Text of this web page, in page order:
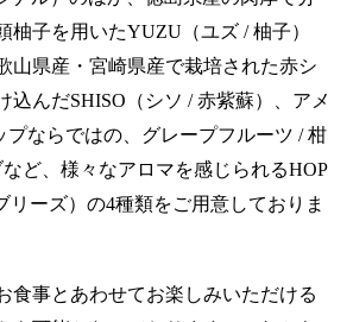
柚子を用いたYUZU（ユズ / 柚子）
山県産・宮崎県産で栽培された赤シ
込んだSHISO（シソ / 赤紫蘇）、アメ
プならではの、グレープフルーツ / 柑
ど、様々なアロマを感じられるHOP
リーズ）の4種類をご用意しておりま
食事とあわせてお楽しみいただける